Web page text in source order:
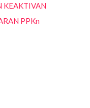
KEAKTIVAN
PPKn